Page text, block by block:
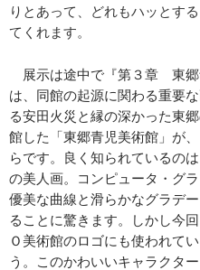
りとあって、どれもハッとす
てくれます。
展示は途中で『第３章 東郷
は、同館の起源に関わる重要な
る安田火災と縁の深かった東
館した
「東郷青児美術館」 が
らです。良く知られているのは
の美人画。
コンピュータ・グ
優美な曲線と滑らかなグラデ
ることに驚きます。しかし今
Ｏ美術館のロゴにも使われて
う。このかわいいキャラクター